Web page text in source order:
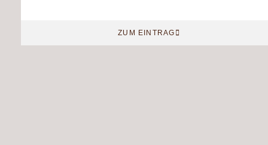
ZUM EINTRAG